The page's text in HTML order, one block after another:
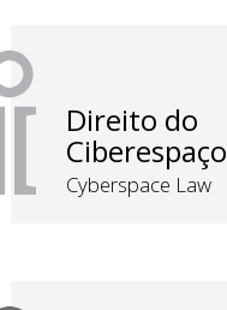
Direito do
Ciberespaço
Cyberspace Law